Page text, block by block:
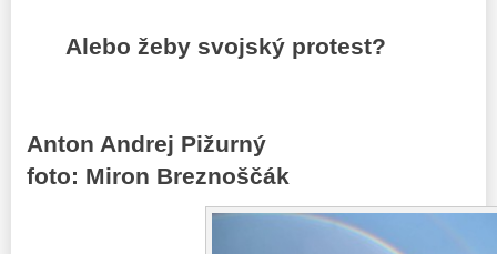
Alebo žeby svojský protest?
Anton Andrej Pižurný
foto: Miron Breznoščák